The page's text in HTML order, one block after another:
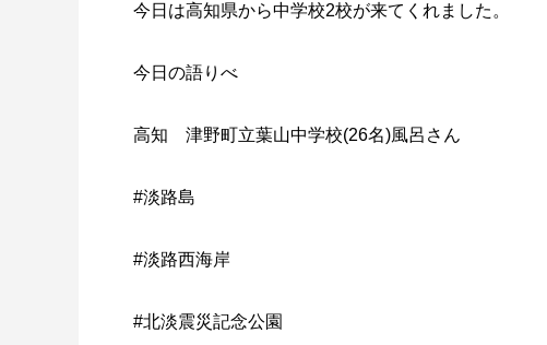
今日は高知県から中学校2校が来てくれました。
今日の語りべ
高知 津野町立葉山中学校(26名)風呂さん
#淡路島
#淡路西海岸
#北淡震災記念公園